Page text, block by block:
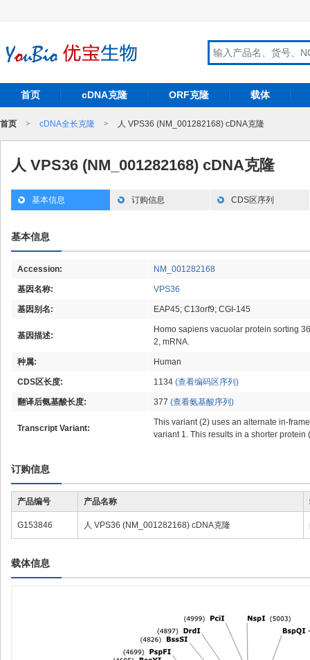
首页 cDNA克隆 ORF克隆 载体
首页 > cDNA全长克隆 > 人 VPS36 (NM_001282168) cDNA克隆
人 VPS36 (NM_001282168) cDNA克隆
基本信息 订购信息 CDS区序列
基本信息
Accession: NM_001282168
基因名称: VPS36
基因别名: EAP45; C13orf9; CGI-145
基因描述:
Homo sapiens vacuolar protein sorting
2, mRNA.
种属: Human
CDS区长度: 1134 (查看编码区序列)
翻译后氨基酸长度: 377 (查看氨基酸序列)
Transcript Variant:
This variant (2) uses an alternate in-
variant 1. This results in a shorter
订购信息
产品编号 产品名称
G153846 人 VPS36 (NM_001282168) cDNA克隆
载体信息